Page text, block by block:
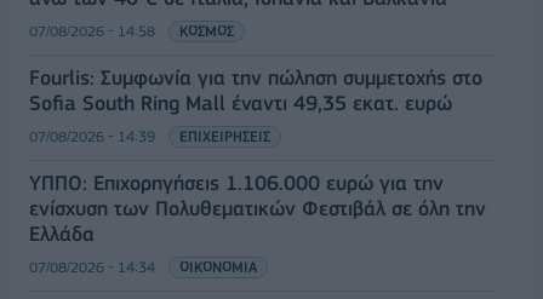
07/08/2026 - 14:58 ΚΟΣΜΟΣ
Fourlis: Συμφωνία για την πώληση συμμετοχής στο
Sofia South Ring Mall έναντι 49,35 εκατ. ευρώ
07/08/2026 - 14:39 ΕΠΙΧΕΙΡΗΣΕΙΣ
ΥΠΠΟ: Επιχορηγήσεις 1.106.000 ευρώ για την
ενίσχυση των Πολυθεματικών Φεστιβάλ σε όλη την
Ελλάδα
07/08/2026 - 14:34 ΟΙΚΟΝΟΜΙΑ